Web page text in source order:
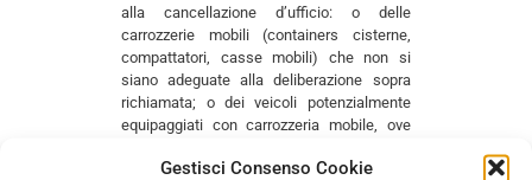
Gestisci Consenso Cookie
alla cancellazione d’ufficio: o delle
carrozzerie mobili (containers cisterne,
compattatori, casse mobili) che non si
siano adeguate alla deliberazione sopra
richiamata; o dei veicoli potenzialmente
equipaggiati con carrozzeria mobile, ove
giorni dall’invio della comunicazione di